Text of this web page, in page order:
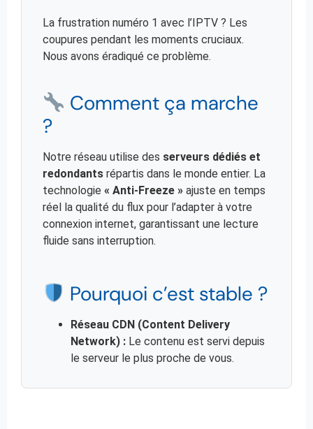
La frustration numéro 1 avec l’IPTV ? Les
coupures pendant les moments cruciaux.
Nous avons éradiqué ce problème.
Comment ça marche
?
Notre réseau utilise des serveurs dédiés et
redondants répartis dans le monde entier. La
technologie « Anti-Freeze » ajuste en temps
réel la qualité du flux pour l’adapter à votre
connexion internet, garantissant une lecture
fluide sans interruption.
Pourquoi c’est stable ?
Réseau CDN (Content Delivery
Network) : Le contenu est servi depuis
le serveur le plus proche de vous.